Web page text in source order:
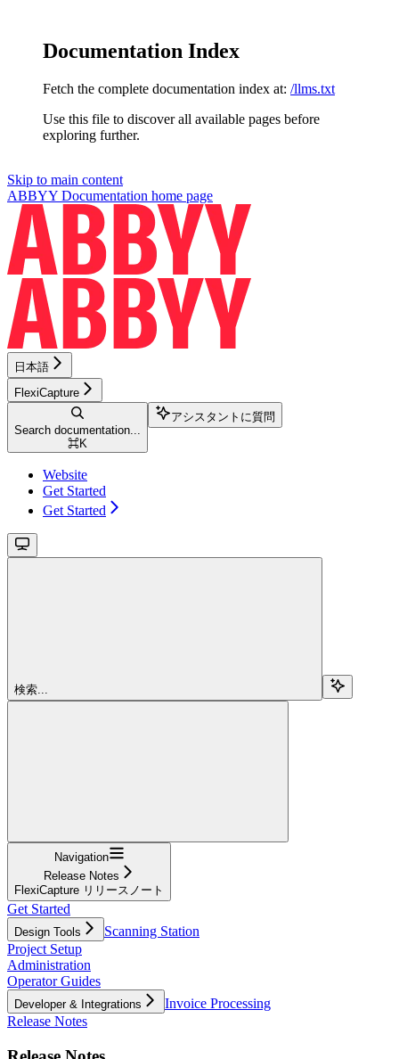
Documentation Index
Fetch the complete documentation index at: /llms.txt
Use this file to discover all available pages before
exploring further.
Skip to main content
ABBYY Documentation home page
日本語
FlexiCapture
Search documentation...
⌘K
アシスタントに質問
Website
Get Started
Get Started
検索...
Navigation
Release Notes
FlexiCapture リリースノート
Get Started
Design Tools
Scanning Station
Project Setup
Administration
Operator Guides
Developer & Integrations
Invoice Processing
Release Notes